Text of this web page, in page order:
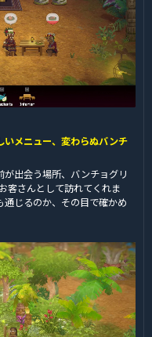
いメニュー、変わらぬバンチ
出会う場所、バンチョグリ
客さんとして訪れてくれま
じるのか、その目で確かめ